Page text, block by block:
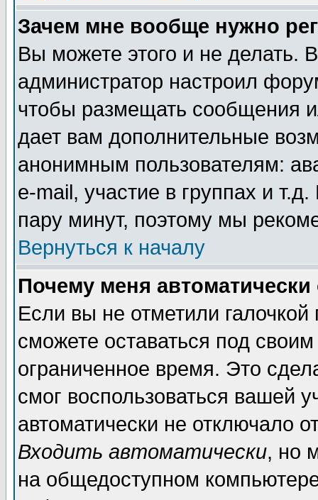
Зачем мне вообще нужно
Вы можете этого и не делать.
администратор настроил
чтобы размещать сообщения
дает вам дополнительные
анонимным пользователям:
e-mail, участие в группах и
пару минут, поэтому мы
Вернуться к началу
Почему меня автоматически
Если вы не отметили галочкой
сможете оставаться под
ограниченное время. Это
смог воспользоваться вашей
автоматически не отключало
Входить автоматически, но
на общедоступном